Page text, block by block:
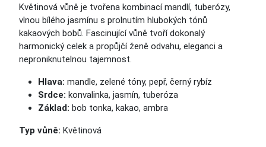
Květinová vůně je tvořena kombinací mandlí, tuberózy,
vlnou bílého jasmínu s prolnutím hlubokých tónů
kakaových bobů. Fascinující vůně tvoří dokonalý
harmonický celek a propůjčí ženě odvahu, eleganci a
neproniknutelnou tajemnost.
Hlava: mandle, zelené tóny, pepř, černý rybíz
Srdce: konvalinka, jasmín, tuberóza
Základ: bob tonka, kakao, ambra
Typ vůně: Květinová